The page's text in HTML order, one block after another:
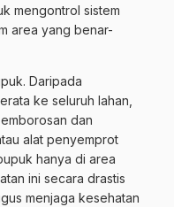
mengontrol sistem
area yang benar-
Daripada
ke seluruh lahan,
dan
alat penyemprot
hanya di area
ini secara drastis
menjaga kesehatan